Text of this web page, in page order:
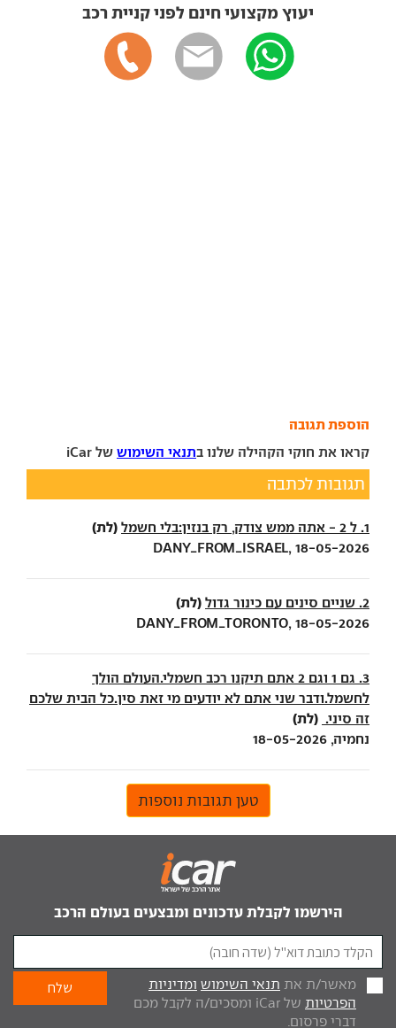
יעוץ מקצועי חינם לפני קניית רכב
הוספת תגובה
קראו את חוקי הקהילה שלנו בתנאי השימוש של iCar
תגובות לכתבה
1. ל 2 - אתה ממש צודק, רק בנזין:בלי חשמל (לת)
DANY_FROM_ISRAEL, 18-05-2026
2. שניים סינים עם כינור גדול (לת)
DANY_FROM_TORONTO, 18-05-2026
3. גם 1 וגם 2 אתם תיקנו רכב חשמלי.העולם הולך
לחשמל.ודבר שני אתם לא יודעים מי זאת סין.כל הבית שלכם
זה סיני. (לת)
נחמיה, 18-05-2026
טען תגובות נוספות
הירשמו לקבלת עדכונים ומבצעים בעולם הרכב
מאשר/ת את תנאי השימוש ומדיניות
הפרטיות
של iCar ומסכים/ה לקבל מכם
דברי פרסום.